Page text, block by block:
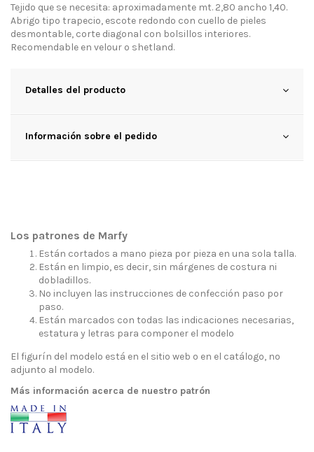
Tejido que se necesita: aproximadamente mt. 2,80 ancho 1,40.
Abrigo tipo trapecio, escote redondo con cuello de pieles
desmontable, corte diagonal con bolsillos interiores.
Recomendable en velour o shetland.
Detalles del producto
Información sobre el pedido
Los patrones de Marfy
Están cortados a mano pieza por pieza en una sola talla.
Están en limpio, es decir, sin márgenes de costura ni
dobladillos.
No incluyen las instrucciones de confección paso por
paso.
Están marcados con todas las indicaciones necesarias,
estatura y letras para componer el modelo
El figurín del modelo está en el sitio web o en el catálogo, no
adjunto al modelo.
Más información acerca de nuestro patrón